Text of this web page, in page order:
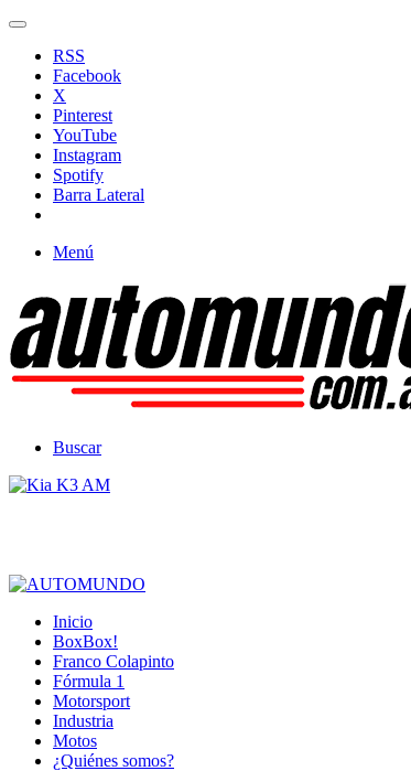
RSS
Facebook
X
Pinterest
YouTube
Instagram
Spotify
Barra Lateral
Menú
Buscar
Inicio
BoxBox!
Franco Colapinto
Fórmula 1
Motorsport
Industria
Motos
¿Quiénes somos?